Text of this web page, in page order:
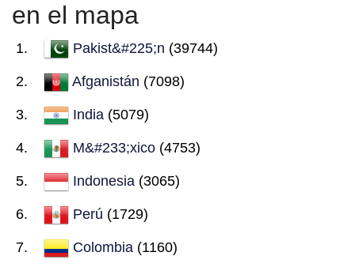
en el mapa
Pakist&#225;n (39744)
Afganistán (7098)
India (5079)
M&#233;xico (4753)
Indonesia (3065)
Perú (1729)
Colombia (1160)